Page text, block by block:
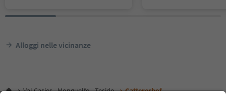
Alloggi nelle vicinanze
Val Casies - Monguelfo - Tesido Gattererhof